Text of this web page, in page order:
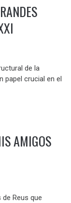
de la
papel crucial en el
AMIGOS
Reus que